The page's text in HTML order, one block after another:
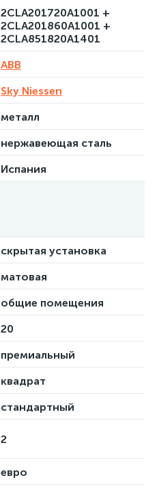
2CLA201720A1001 +
2CLA201860A1001 +
2CLA851820A1401
ABB
Sky Niessen
металл
нержавеющая сталь
Испания
скрытая установка
матовая
общие помещения
20
премиальный
квадрат
стандартный
2
евро